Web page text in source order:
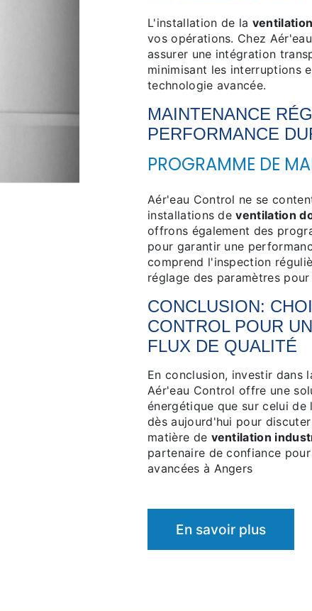
L'installation de la
vos opérations. Chez
assurer une intégration
minimisant les interruptions
technologie avancée.
MAINTENANCE
PERFORMANCE
PROGRAMME DE
Aér'eau Control ne se
installations deventilation
offrons également des
pour garantir une
comprend l'inspection
réglage des paramètres
CONCLUSION:
CONTROL POUR
FLUX DE QUALITÉ
En conclusion, investir dans
Aér'eau Control offre une
énergétique que sur celui
dès aujourd'hui pour
matière de ventilation
partenaire de confiance
avancées à Angers
En savoir plus